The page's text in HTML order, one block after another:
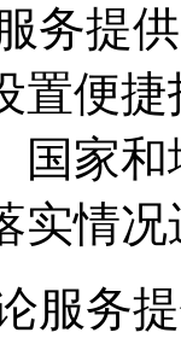
务提
置便
国家
实情
服务